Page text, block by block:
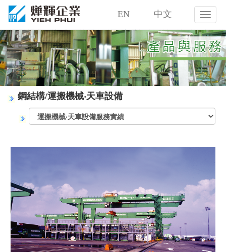
燁
輝
企
業
股
份
有
限
司
EN 中文
鋼結構/運搬機械‧天車設備